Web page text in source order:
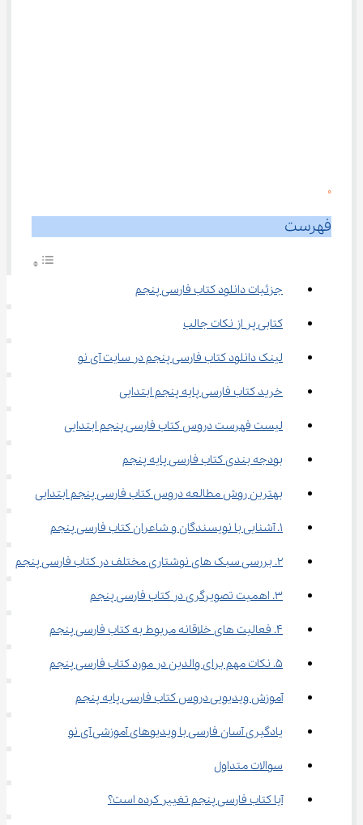
0
فهرست
جزئیات دانلود کتاب فارسی پنجم
کتابی پر از نکات جالب
لینک دانلود کتاب فارسی پنجم در سایت آی نو
خرید کتاب فارسی پایه پنجم ابتدایی
لیست فهرست دروس کتاب فارسی پنجم ابتدایی
بودجه بندی کتاب فارسی پایه پنجم
بهترین روش مطالعه دروس کتاب فارسی پنجم ابتدایی
1. آشنایی با نویسندگان و شاعران کتاب فارسی پنجم
2. بررسی سبک های نوشتاری مختلف در کتاب فارسی پنجم
3. اهمیت تصویرگری در کتاب فارسی پنجم
4. فعالیت های خلاقانه مربوط به کتاب فارسی پنجم
5. نکات مهم برای والدین در مورد کتاب فارسی پنجم
آموزش ویدیویی دروس کتاب فارسی پایه پنجم
یادگیری آسان فارسی با ویدیوهای آموزشی آی نو
سوالات متداول
آیا کتاب فارسی پنجم تغییر کرده است؟